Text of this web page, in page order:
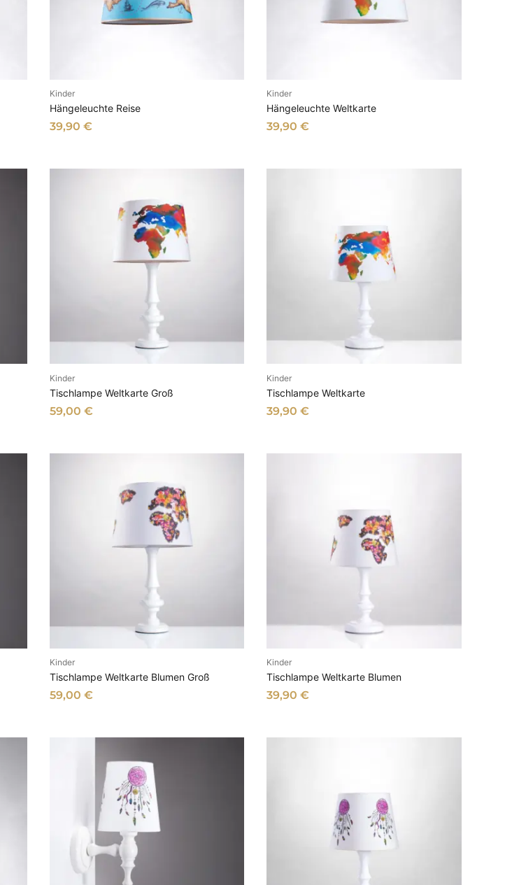
Kinder
Hängeleuchte Reise
39,90 €
Kinder
Hängeleuchte Weltkarte
39,90€
Kinder
Tischlampe Weltkarte Groß
59,00 €
Kinder
Tischlampe Weltkarte
39,90€
Kinder
Tischlampe Weltkarte Blumen Groß
59,00 €
Kinder
Tischlampe Weltkarte Blumen
39,90€